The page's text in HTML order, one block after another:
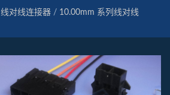
连接器制造。
线对线连接器 / 10.00mm 系列线对线